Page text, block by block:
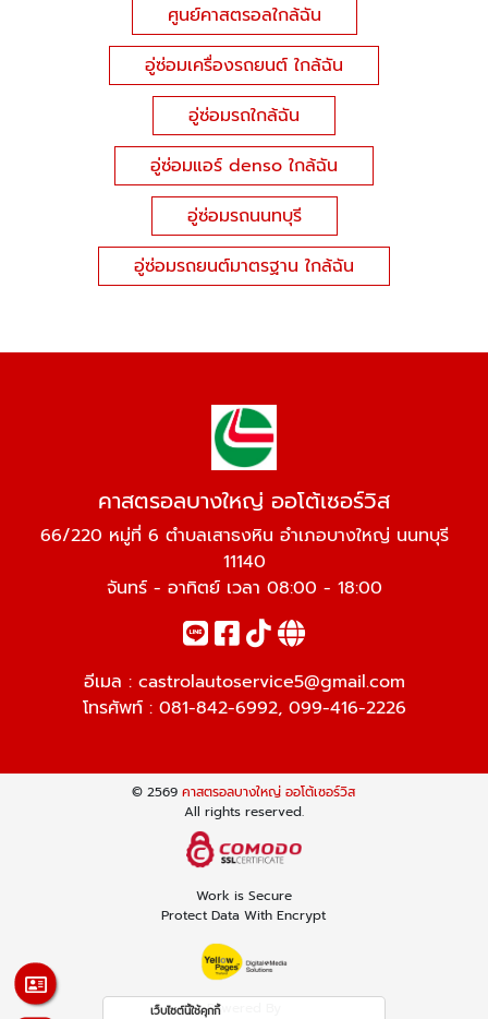
ศูนย์คาสตรอลใกล้ฉัน
อู่ซ่อมเครื่องรถยนต์ ใกล้ฉัน
อู่ซ่อมรถใกล้ฉัน
อู่ซ่อมแอร์ denso ใกล้ฉัน
อู่ซ่อมรถนนทบุรี
อู่ซ่อมรถยนต์มาตรฐาน ใกล้ฉัน
คาสตรอลบางใหญ่ ออโต้เซอร์วิส
66/220 หมู่ที่ 6 ตำบลเสาธงหิน อำเภอบางใหญ่ นนทบุรี
11140
จันทร์ - อาทิตย์ เวลา 08:00 - 18:00
อีเมล : castrolautoservice5@gmail.com
โทรศัพท์ : 081-842-6992, 099-416-2226
© 2569คาสตรอลบางใหญ่ ออโต้เซอร์วิส
All rights reserved.
Work is Secure
Protect Data With Encrypt
Powered By
เว็บไซต์นี้ใช้คุกกี้